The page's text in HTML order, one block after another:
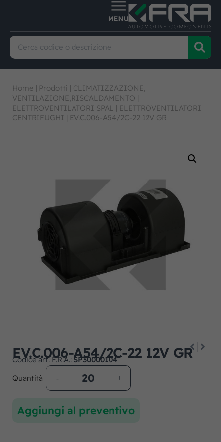
Home | Prodotti | CLIMATIZZAZIONE,
VENTILAZIONE,RISCALDAMENTO |
ELETTROVENTILATORI SPAL | ELETTROVENTILATORI
CENTRIFUGHI | EV.C.006-A54/2C-22 12V GR
EV.C.006-A54/2C-22 12V GR
Codice art. F.R.A.: SP30000104
Quantità
Aggiungi al preventivo